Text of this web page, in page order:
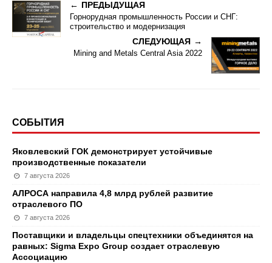
ПРЕДЫДУЩАЯ
Горнорудная промышленность России и СНГ:
строительство и модернизация
СЛЕДУЮЩАЯ
Mining and Metals Central Asia 2022
СОБЫТИЯ
Яковлевский ГОК демонстрирует устойчивые
производственные показатели
7 августа 2026
АЛРОСА направила 4,8 млрд рублей развитие
отраслевого ПО
7 августа 2026
Поставщики и владельцы спецтехники объединятся на
равных: Sigma Expo Group создает отраслевую
Ассоциацию